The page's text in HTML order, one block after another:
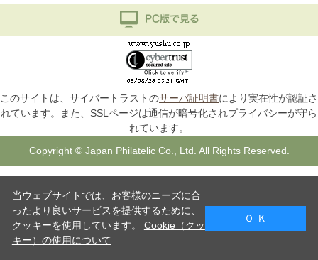
このサイトは、サイバートラストのサーバ証明書により実在性が認証さ
れています。また、SSLページは通信が暗号化されプライバシーが守ら
れています。
Copyright © Japan Philatelic Co., Ltd. All Rights Reserved.
当ウェブサイトでは、お客様のニーズに合
ったより良いサービスを提供するために、
クッキーを使用しています。 Cookie（クッ
キー）の使用について
Ｏ Ｋ